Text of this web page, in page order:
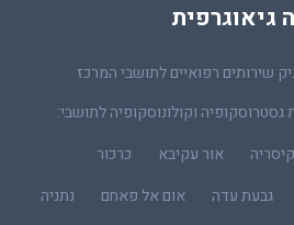
גיאוגרפית
שירותים רפואיים לתושבי המרכז
גסטרוסקופיה וקולונוסקופיה לתושבי:
קיסריה אור עקיבא
כרכור
גבעת עדה אום אל פאחם
נתניה